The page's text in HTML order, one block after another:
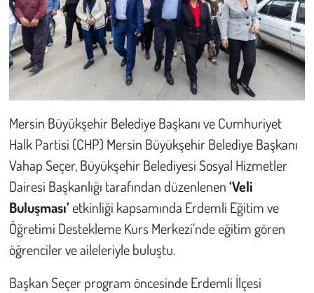
Mersin Büyükşehir Belediye Başkanı ve Cumhuriyet
Halk Partisi (CHP) Mersin Büyükşehir Belediye Başkanı
Vahap Seçer, Büyükşehir Belediyesi Sosyal Hizmetler
Dairesi Başkanlığı tarafından düzenlenen‘Veli
Buluşması’etkinliği kapsamında Erdemli Eğitim ve
Öğretimi Destekleme Kurs Merkezi’nde eğitim gören
öğrenciler ve aileleriyle buluştu.
Başkan Seçer program öncesinde Erdemli İlçesi